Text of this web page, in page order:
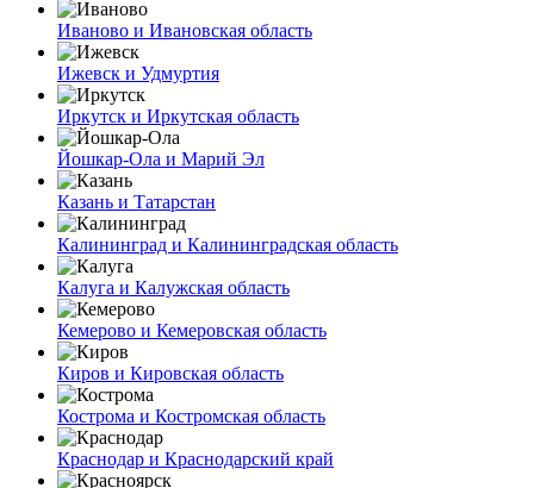
Иваново и Ивановская область
Ижевск и Удмуртия
Иркутск и Иркутская область
Йошкар-Ола и Марий Эл
Казань и Татарстан
Калининград и Калининградская область
Калуга и Калужская область
Кемерово и Кемеровская область
Киров и Кировская область
Кострома и Костромская область
Краснодар и Краснодарский край